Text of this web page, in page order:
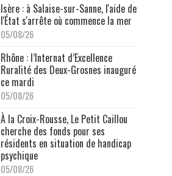
Isère : à Salaise-sur-Sanne, l'aide de
l'État s'arrête où commence la mer
05/08/26
Rhône : l’Internat d’Excellence
Ruralité des Deux-Grosnes inauguré
ce mardi
05/08/26
À la Croix-Rousse, Le Petit Caillou
cherche des fonds pour ses
résidents en situation de handicap
psychique
05/08/26